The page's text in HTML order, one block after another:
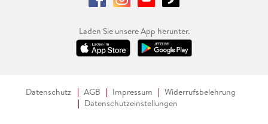
Laden Sie unsere App herunter.
Datenschutz AGB Impressum
Widerrufsbelehrung
Datenschutzeinstellungen